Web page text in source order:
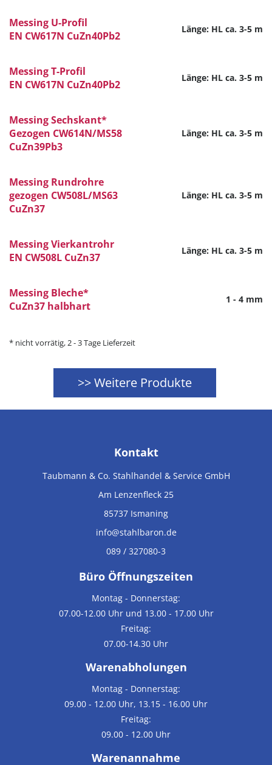
Messing U-Profil
EN CW617N CuZn40Pb2
Länge: HL ca. 3-5 m
Messing T-Profil
EN CW617N CuZn40Pb2
Länge: HL ca. 3-5 m
Messing Sechskant*
Gezogen CW614N/MS58
CuZn39Pb3
Länge: HL ca. 3-5 m
Messing Rundrohre
gezogen CW508L/MS63
CuZn37
Länge: HL ca. 3-5 m
Messing Vierkantrohr
EN CW508L CuZn37
Länge: HL ca. 3-5 m
Messing Bleche*
CuZn37 halbhart
1 - 4 mm
* nicht vorrätig, 2 - 3 Tage Lieferzeit
>> Weitere Produkte
Kontakt
Taubmann & Co. Stahlhandel & Service GmbH
Am Lenzenfleck 25
85737 Ismaning
info@stahlbaron.de
089 / 327080-3
Büro Öffnungszeiten
Montag - Donnerstag:
07.00-12.00 Uhr und 13.00 - 17.00 Uhr
Freitag:
07.00-14.30 Uhr
Warenabholungen
Montag - Donnerstag:
09.00 - 12.00 Uhr, 13.15 - 16.00 Uhr
Freitag:
09.00 - 12.00 Uhr
Warenannahme